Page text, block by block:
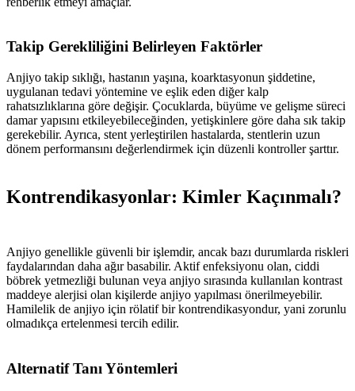
Takip Gerekliliğini Belirleyen Faktörler
Anjiyo takip sıklığı, hastanın yaşına, koarktasyonun şiddetine,
uygulanan tedavi yöntemine ve eşlik eden diğer kalp
rahatsızlıklarına göre değişir. Çocuklarda, büyüme ve gelişme süreci
damar yapısını etkileyebileceğinden, yetişkinlere göre daha sık takip
gerekebilir. Ayrıca, stent yerleştirilen hastalarda, stentlerin uzun
dönem performansını değerlendirmek için düzenli kontroller şarttır.
Kontrendikasyonlar: Kimler Kaçınmalı?
Anjiyo genellikle güvenli bir işlemdir, ancak bazı durumlarda riskleri
faydalarından daha ağır basabilir. Aktif enfeksiyonu olan, ciddi
böbrek yetmezliği bulunan veya anjiyo sırasında kullanılan kontrast
maddeye alerjisi olan kişilerde anjiyo yapılması önerilmeyebilir.
Hamilelik de anjiyo için rölatif bir kontrendikasyondur, yani zorunlu
olmadıkça ertelenmesi tercih edilir.
Alternatif Tanı Yöntemleri